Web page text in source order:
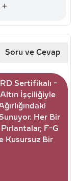
Soru ve Cevap
Sertifikalı -
İşçiliğiyle
Her Bir
F-G
Kusursuz Bir